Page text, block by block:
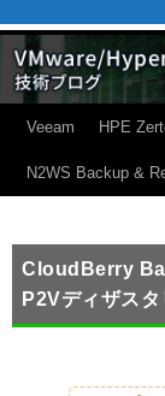
Veeam HPE
N2WS Backup &
CloudBerry
P2Vディザス